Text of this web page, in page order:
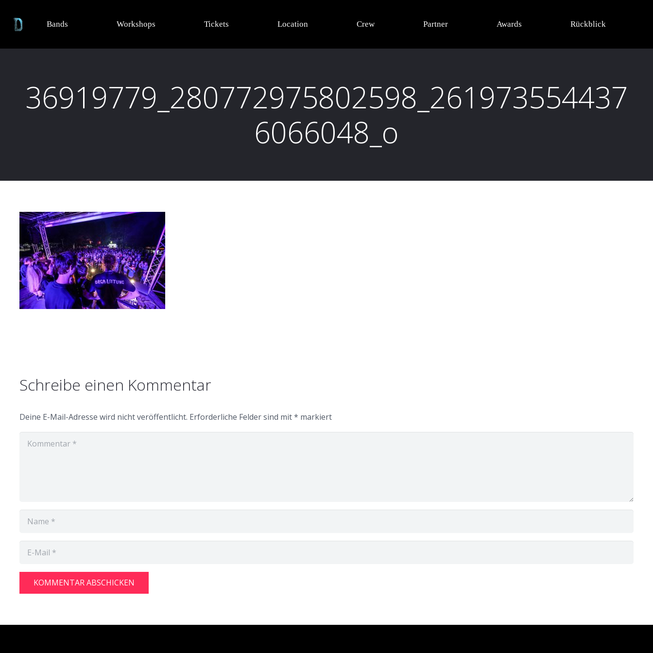
Bands Workshops Tickets Location Crew Partner Awards Rückblick
36919779_280772975802598_261973554437
6066048_o
Schreibe einen Kommentar
Deine E-Mail-Adresse wird nicht veröffentlicht. Erforderliche Felder sind mit* markiert
KOMMENTAR ABSCHICKEN